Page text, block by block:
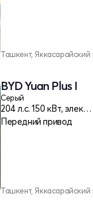
Ташкент, Яккасарайский
BYD Yuan Plus I
Серый
204 л.c. 150 кВт, электро
Передний привод
Ташкент, Яккасарайский